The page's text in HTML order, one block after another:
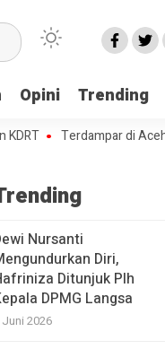
Opini Trending
Terdampar di Aceh, 230
Nursanti
Diri,
Ditunjuk Plh
DPMG Langsa
Juni 2026